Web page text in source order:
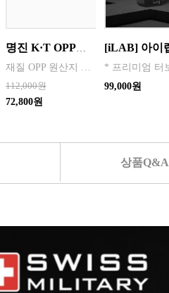
명진 K·T OPP테이프 80M(투명) 48mmx80M 50개 한박스단위 판매
112,000원
72,800원
99,000원
상품Q&A